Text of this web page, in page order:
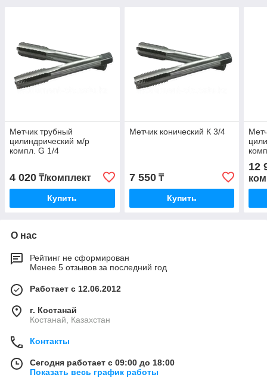
Метчик трубный
цилиндрический м/р
компл. G 1/4
4 020 ₸/комплект
Купить
Метчик конический К 3/4
7 550₸
Купить
12
О нас
Рейтинг не сформирован
Менее 5 отзывов за последний год
Работает с 12.06.2012
г. Костанай
Костанай, Казахстан
Контакты
Сегодня работает с 09:00 до 18:00
Показать весь график работы